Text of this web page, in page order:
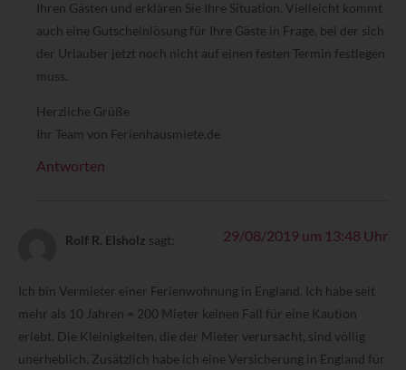
Ihren Gästen und erklären Sie Ihre Situation. Vielleicht kommt
auch eine Gutscheinlösung für Ihre Gäste in Frage, bei der sich
der Urlauber jetzt noch nicht auf einen festen Termin festlegen
muss.
Herzliche Grüße
Ihr Team von Ferienhausmiete.de
Antworten
Rolf R. Elsholz sagt: 29/08/2019 um 13:48 Uhr
Ich bin Vermieter einer Ferienwohnung in England. Ich habe seit
mehr als 10 Jahren = 200 Mieter keinen Fall für eine Kaution
erlebt. Die Kleinigkeiten, die der Mieter verursacht, sind völlig
unerheblich. Zusätzlich habe ich eine Versicherung in England für